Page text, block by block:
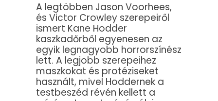
A legtöbben Jason Voorhees,
és Victor Crowley szerepeiről
ismert Kane Hodder
kaszkadőrből egyenesen az
egyik legnagyobb horrorszínész
lett. A legjobb szerepeihez
maszkokat és protéziseket
használt, mivel Hoddernek a
testbeszéd révén kellett a